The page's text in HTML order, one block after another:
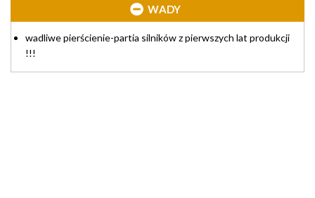
WADY
wadliwe pierścienie-partia silników z pierwszych lat produkcji
!!!